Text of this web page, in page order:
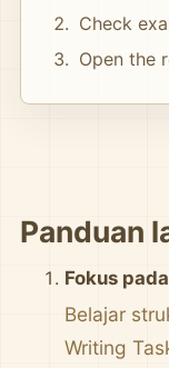
Check
Open the
Panduan
Fokus
Belajar
Writing